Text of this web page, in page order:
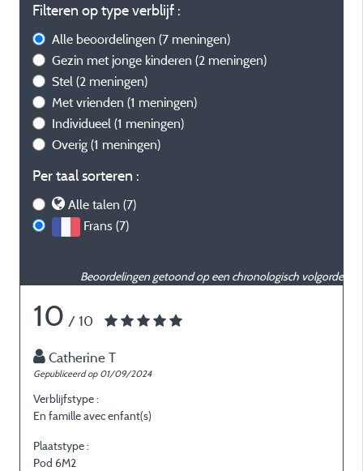
Filteren op type verblijf :
Alle beoordelingen (7 meningen)
Gezin met jonge kinderen (2 meningen)
Stel (2 meningen)
Met vrienden (1 meningen)
Individueel (1 meningen)
Overig (1 meningen)
Per taal sorteren :
Alle talen (7)
Frans (7)
Beoordelingen getoond op een chronologisch volgorde
10 / 10
Catherine T
Gepubliceerd op 01/09/2024
Verblijfstype :
En famille avec enfant(s)
Plaatstype :
Pod 6M2